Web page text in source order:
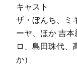
キャスト
ザ・ぼんち、ミ
ーヤ、ほか 吉
ロ、島田珠代、
か）